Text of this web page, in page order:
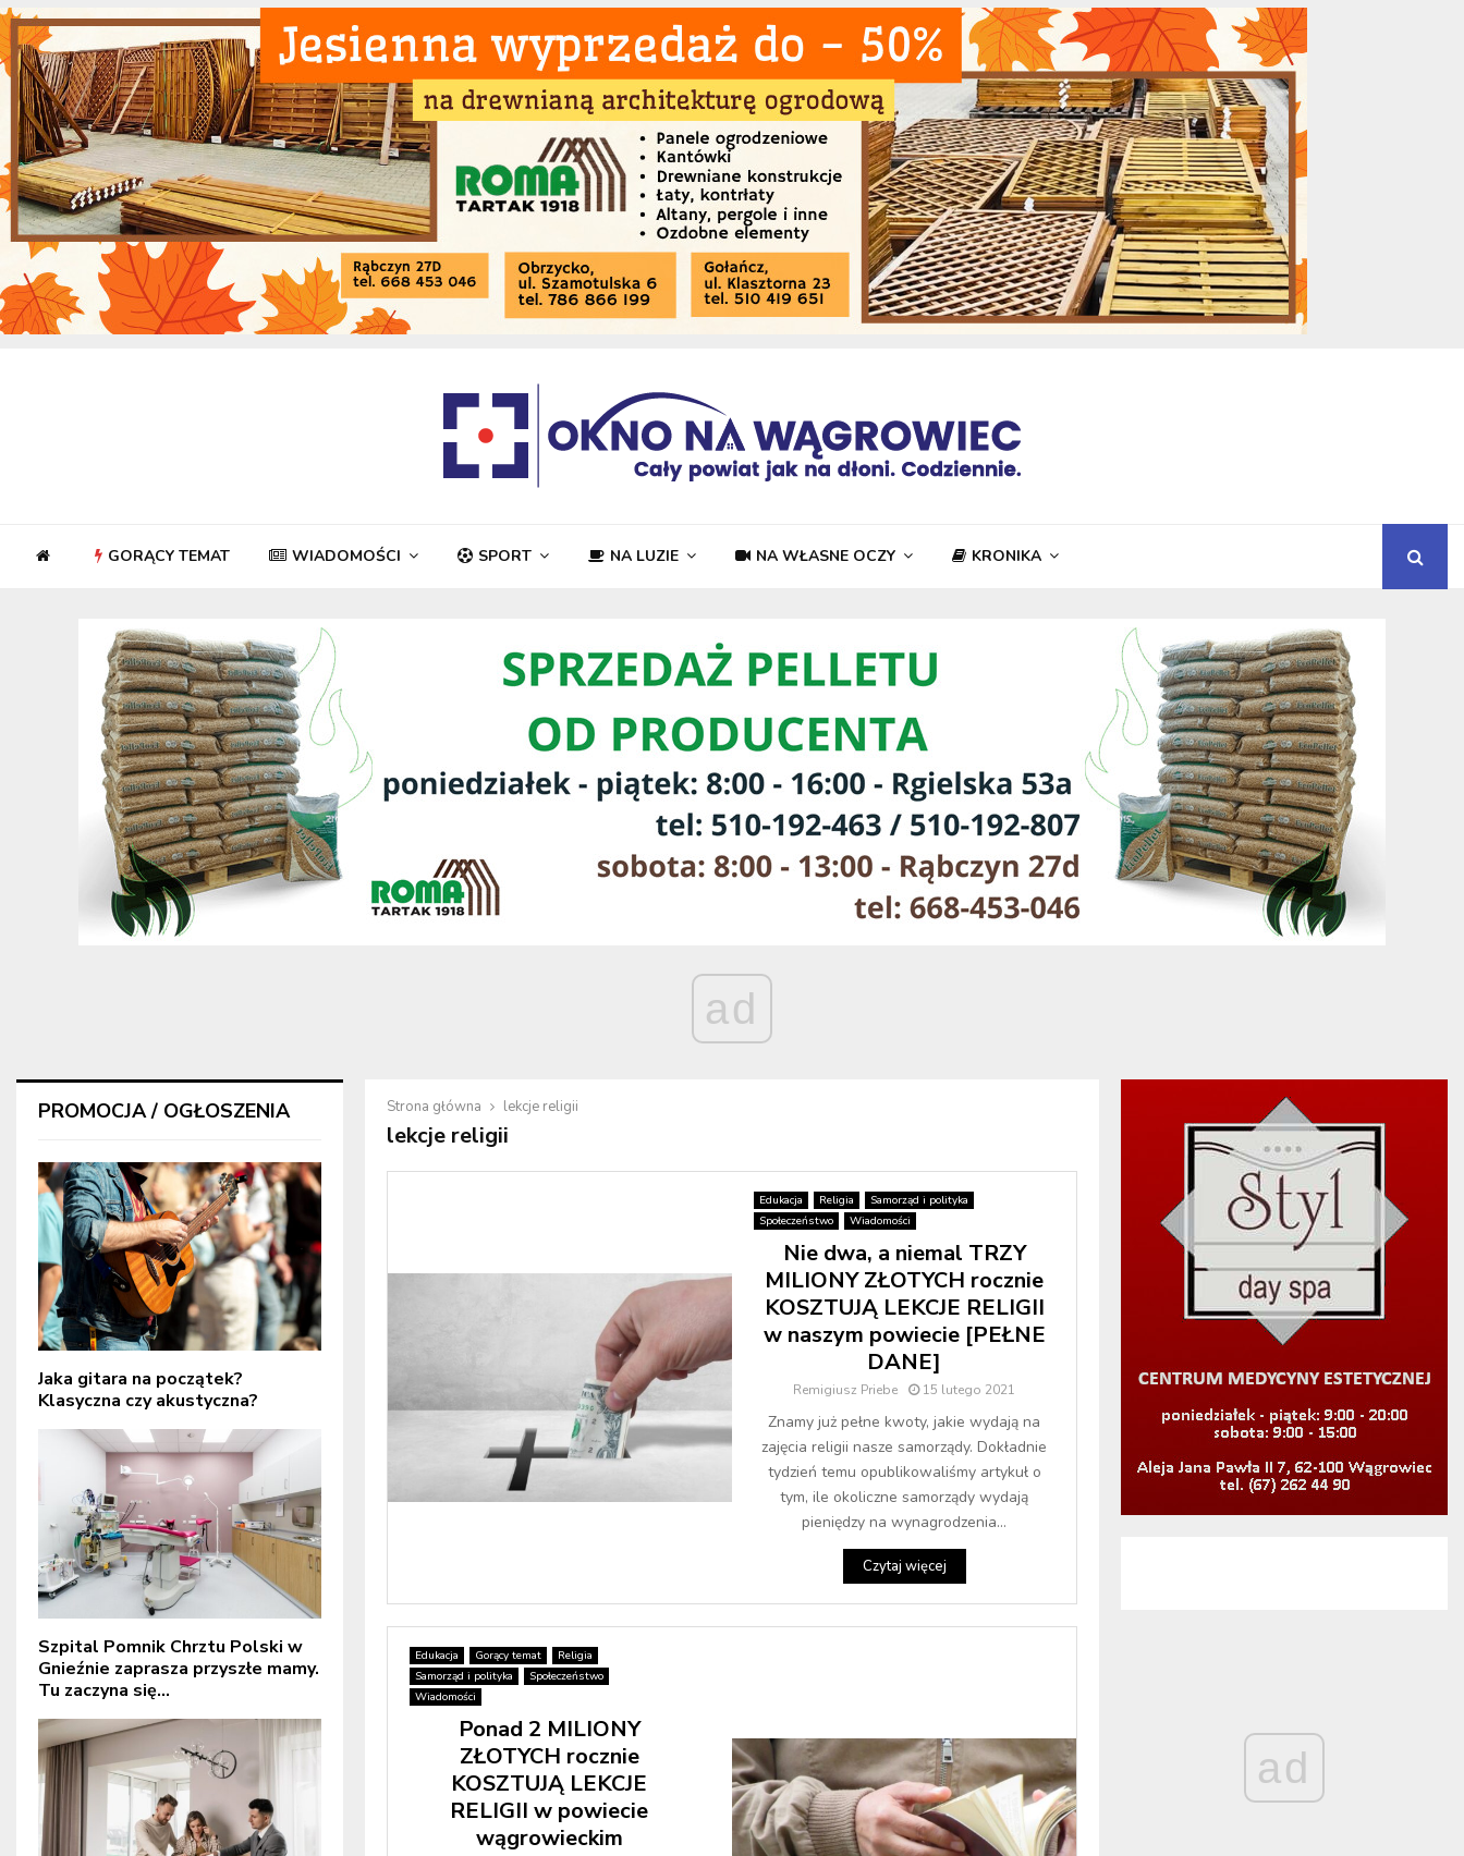
GORĄCY TEMAT WIADOMOŚCI SPORT NA LUZIE NA WŁASNE OCZY KRONIKA
ad
Strona główna lekcje religii
lekcje religii
Edukacja Religia
Samorząd i polityka
Społeczeństwo
Wiadomości
Nie dwa, a niemal TRZY
MILIONY ZŁOTYCH rocznie
KOSZTUJĄ LEKCJE RELIGII
w naszym powiecie [PEŁNE
DANE]
Remigiusz Priebe 15 lutego 2021
Znamy już pełne kwoty, jakie wydają na
zajęcia religii nasze samorządy. Dokładnie
tydzień temu opublikowaliśmy artykuł o
tym, ile okoliczne samorządy wydają
pieniędzy na wynagrodzenia...
Czytaj więcej
Edukacja Gorący temat
Religia
Samorząd i polityka
Społeczeństwo
Wiadomości
Ponad 2 MILIONY
ZŁOTYCH rocznie
KOSZTUJĄ LEKCJE
RELIGII w powiecie
wągrowieckim
PROMOCJA / OGŁOSZENIA
Jaka gitara na początek?
Klasyczna czy akustyczna?
Szpital Pomnik Chrztu Polski w
Gnieźnie zaprasza przyszłe mamy.
Tu zaczyna się...
ad